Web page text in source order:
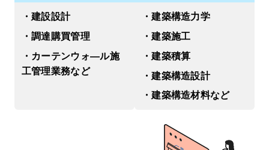
・建設設計
・調達購買管理
・カーテンウォ―ル施
⼯管理業務など
・建築構造力学
・建築施工
・建築積算
・建築構造設計
・建築構造材料など